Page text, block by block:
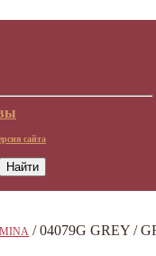
сайта
/ 04079G GREY /